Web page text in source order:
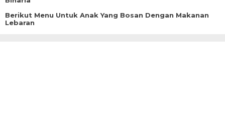
Berikut Menu Untuk Anak Yang Bosan Dengan Makanan
Lebaran